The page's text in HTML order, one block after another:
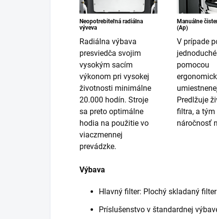
Neopotrebiteľná radiálna
výveva
Radiálna výbava
presviedča svojim
vysokým sacím
výkonom pri vysokej
životnosti minimálne
20.000 hodín. Stroje
sa preto optimálne
hodia na použitie vo
viaczmennej
prevádzke.
Manuálne
(Ap)
V prípade
pomocou
Predlžuje
filtra, a tým
náročnosť
Výbava
Hlavný filter: Plochý skladaný filter
Príslušenstvo v štandardnej